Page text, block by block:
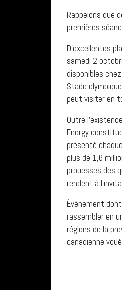
Rappelons que
premières
D’excellentes
samedi 2
disponibles
Stade
peut visiter en
Outre
Energy
présenté
plus de 1,6
prouesses des
rendent à
Événement
rassembler en
régions de la
canadienne